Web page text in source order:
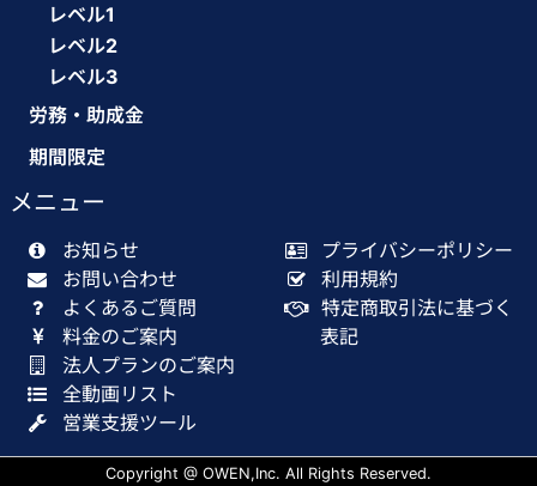
レベル1
レベル2
レベル3
労務・助成金
期間限定
メニュー
お知らせ
お問い合わせ
よくあるご質問
料金のご案内
法人プランのご案内
全動画リスト
営業支援ツール
プライバシーポリシー
利用規約
特定商取引法に基づく
表記
Copyright @ OWEN,Inc. All Rights Reserved.